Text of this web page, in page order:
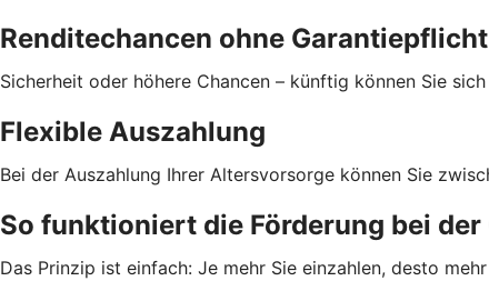
Renditechancen ohne Garantiepflicht
Sicherheit oder höhere Chancen – künftig können Sie
Flexible Auszahlung
Bei der Auszahlung Ihrer Altersvorsorge können Sie
So funktioniert die Förderung bei
Das Prinzip ist einfach: Je mehr Sie einzahlen, desto